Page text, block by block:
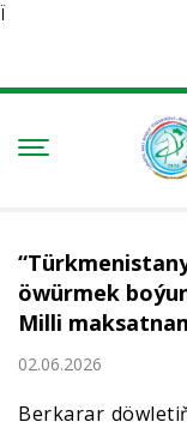
Ï
öwürmek
Milli
02.06.2026
Berkarar